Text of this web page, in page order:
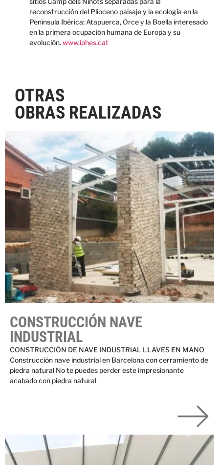
reconstrucción del Plioceno paisaje y la ecología en la
Península Ibérica; Atapuerca, Orce y la Boella interesado
en la primera ocupación humana de Europa y su
evolución.www.iphes.cat
OTRAS
OBRAS REALIZADAS
CONSTRUCCIÓN NAVE
INDUSTRIAL
CONSTRUCCIÓN DE NAVE INDUSTRIAL LLAVES EN MANO
Construcción nave industrial en Barcelona con cerramiento de
piedra natural No te puedes perder este impresionante
acabado con piedra natural